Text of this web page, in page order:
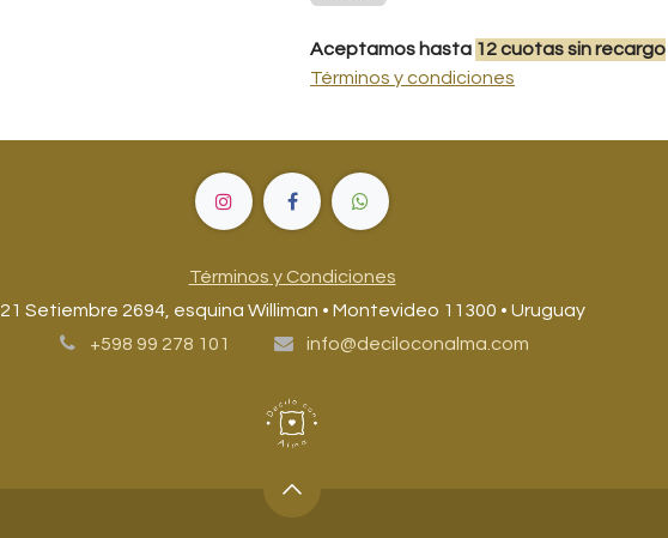
Aceptamos hasta 12cuotassin recargo
Términos y condiciones
Términos y Condiciones
21 Setiembre 2694, esquina Williman • Montevideo 11300 • Uruguay
+598 99 278 101
info@deciloconalma.com